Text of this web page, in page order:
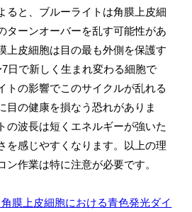
ると、ブルーライトは角膜上皮細
ターンオーバーを乱す可能性があ
上皮細胞は目の最も外側を保護す
日で新しく生まれ変わる細胞で
トの影響でこのサイクルが乱れる
目の健康を損なう恐れがありま
の波長は短くエネルギーが強いた
を感じやすくなります。以上の理
ン作業は特に注意が必要です。
膜上皮細胞における青色発光ダイ